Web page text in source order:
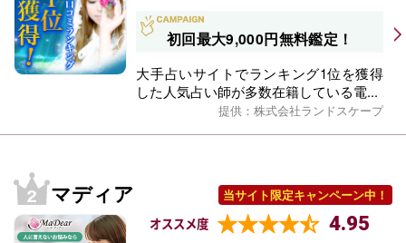
初回最大9,000円無料鑑定！
大手占いサイトでランキング1位を獲得
した人気占い師が多数在籍している電...
提供：株式会社ランドスケープ
マディア 当サイト限定キャンペーン中！
オススメ度 4.95